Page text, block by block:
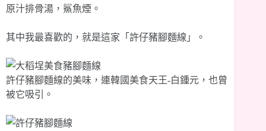
原汁排骨湯，鯊魚煙。
其中我最喜歡的，就是這家「許仔豬腳麵線」。
許仔豬腳麵線的美味，連韓國美食天王-白鍾元，也曾
被它吸引。